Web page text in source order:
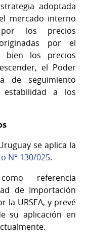
adoptada
mercado interno
por los precios
por el
bien los precios
el Poder
de seguimiento
a los
se aplica la
N° 130/025.
referencia
de Importación
la URSEA, y prevé
su aplicación en